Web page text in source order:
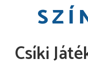
Csíki